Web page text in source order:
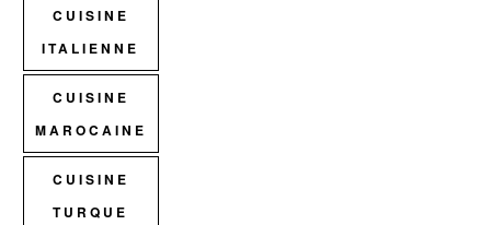
CUISINE
ITALIENNE
CUISINE
MAROCAINE
CUISINE
TURQUE